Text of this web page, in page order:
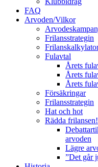
FAQ
Arvoden/Vilkor
Frilansstrategin
Fulavtal
Årets
Årets
Årets
Försäkringar
Frilansstrategin
Hat och hot
Rädda frilansen!
arvoden
Lägre
”Det går